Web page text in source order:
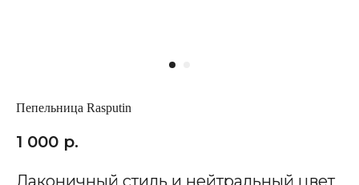
Пепельница Rasputinㅤㅤㅤㅤㅤㅤ
1 000 р.
Лаконичный стиль и нейтральный цвет